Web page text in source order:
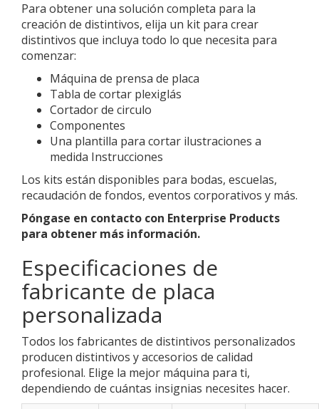
Para obtener una solución completa para la
creación de distintivos, elija un kit para crear
distintivos que incluya todo lo que necesita para
comenzar:
Máquina de prensa de placa
Tabla de cortar plexiglás
Cortador de circulo
Componentes
Una plantilla para cortar ilustraciones a
medida Instrucciones
Los kits están disponibles para bodas, escuelas,
recaudación de fondos, eventos corporativos y más.
Póngase en contacto con Enterprise Products
para obtener más información.
Especificaciones de
fabricante de placa
personalizada
Todos los fabricantes de distintivos personalizados
producen distintivos y accesorios de calidad
profesional. Elige la mejor máquina para ti,
dependiendo de cuántas insignias necesites hacer.